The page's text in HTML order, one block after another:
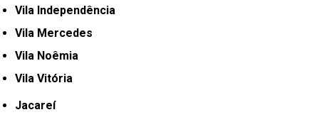
Vila Independência
Vila Mercedes
Vila Noêmia
Vila Vitória
Jacareí